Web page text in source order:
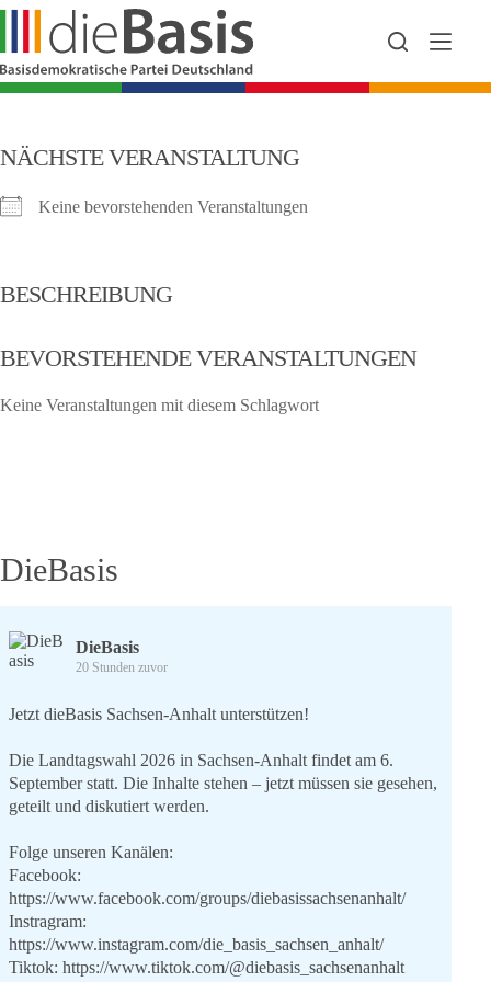
Zum
springen
NÄCHSTE VERANSTALTUNG
Keine bevorstehenden Veranstaltungen
BESCHREIBUNG
BEVORSTEHENDE VERANSTALTUNGEN
Keine Veranstaltungen mit diesem Schlagwort
DieBasis
DieBasis
20 Stunden zuvor
Jetzt dieBasis Sachsen-Anhalt unterstützen!
Die Landtagswahl 2026 in Sachsen-Anhalt findet am 6.
September statt. Die Inhalte stehen – jetzt müssen sie gesehen,
geteilt und diskutiert werden.
Folge unseren Kanälen:
Facebook:
https://www.facebook.com/groups/diebasissachsenanhalt/
Instragram:
https://www.instagram.com/die_basis_sachsen_anhalt/
Tiktok: https://www.tiktok.com/@diebasis_sachsenanhalt